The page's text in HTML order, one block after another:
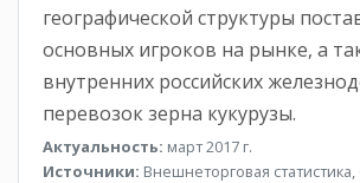
географической структуры
основных игроков на рынке, а
внутренних российских
перевозок зерна кукурузы.
Актуальность: март 2017 г.
Источники: Внешнеторговая статистика,